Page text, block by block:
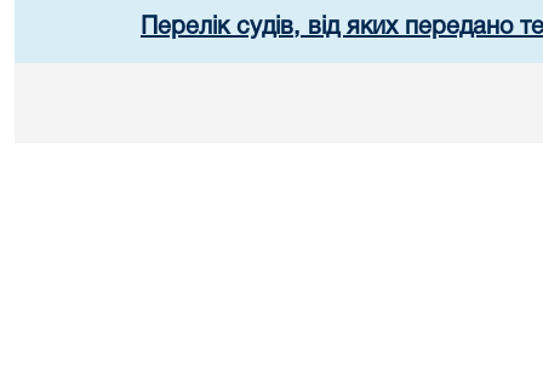
Перелік судів, від яких передано